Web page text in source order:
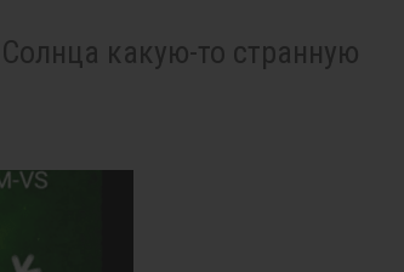
какую-то странную